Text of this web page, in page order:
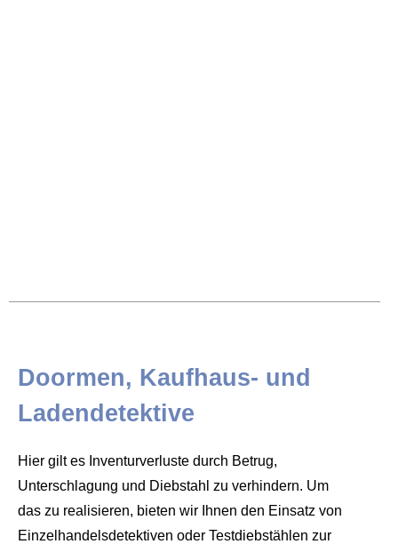
Doormen, Kaufhaus- und
Ladendetektive
Hier gilt es Inventurverluste durch Betrug,
Unterschlagung und Diebstahl zu verhindern. Um
das zu realisieren, bieten wir Ihnen den Einsatz von
Einzelhandelsdetektiven oder Testdiebstählen zur